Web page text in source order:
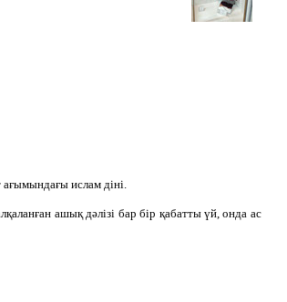
ағымындағы ислам діні.
ашық дәлізі бар бір қабатты үй, онда ас